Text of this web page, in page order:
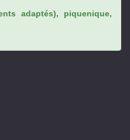
adaptés), piquenique,